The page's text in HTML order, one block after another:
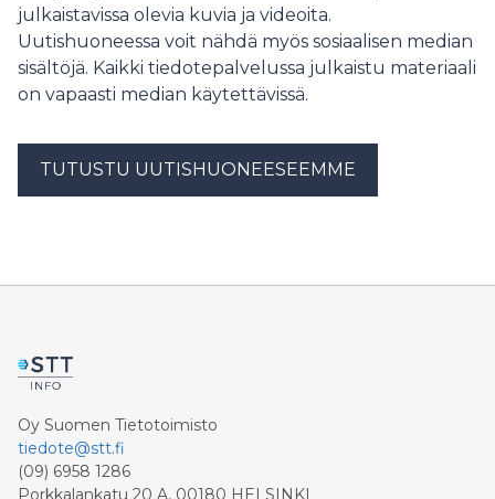
julkaistavissa olevia kuvia ja videoita.
Uutishuoneessa voit nähdä myös sosiaalisen median
sisältöjä. Kaikki tiedotepalvelussa julkaistu materiaali
on vapaasti median käytettävissä.
TUTUSTU UUTISHUONEESEEMME
Oy Suomen Tietotoimisto
tiedote@stt.fi
(09) 6958 1286
Porkkalankatu 20 A, 00180 HELSINKI